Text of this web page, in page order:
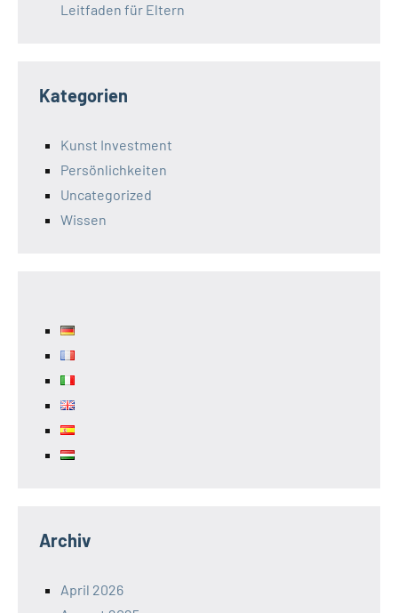
Leitfaden für Eltern
Kategorien
Kunst Investment
Persönlichkeiten
Uncategorized
Wissen
Archiv
April 2026